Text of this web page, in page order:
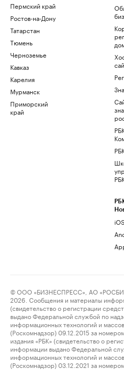
Пермский край
Ростов-на-Дону
Татарстан
Тюмень
Черноземье
Кавказ
Карелия
Мурманск
Приморский
край
iOS
© ООО «БИЗНЕСПРЕСС», АО
2026. Сообщения и материалы
(свидетельство о регистрации
выдано Федеральной службой по
информационных технологий и
(Роскомнадзор) 09.12.2015 за
издания «РБК» (свидетельство о
информации выдано Федеральной
информационных технологий и
(Роскомнадзор) 03.12.2021 за